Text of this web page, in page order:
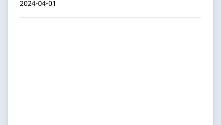
2024-04-01